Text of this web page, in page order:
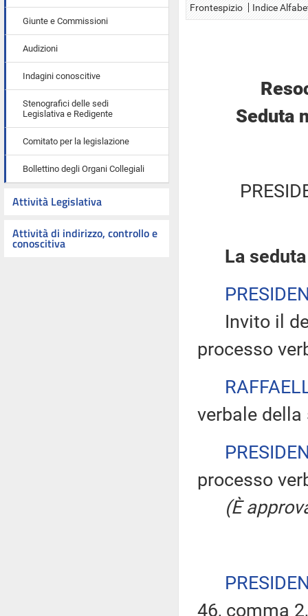
Giunte e Commissioni
Audizioni
Indagini conoscitive
Stenografici delle sedi
Legislativa e Redigente
Comitato per la legislazione
Bollettino degli Organi Collegiali
Attività Legislativa
Attività di indirizzo, controllo e
conoscitiva
Frontespizio Indice
Seduta
La
Invito il
processo
verbale
processo
(È
46, comma